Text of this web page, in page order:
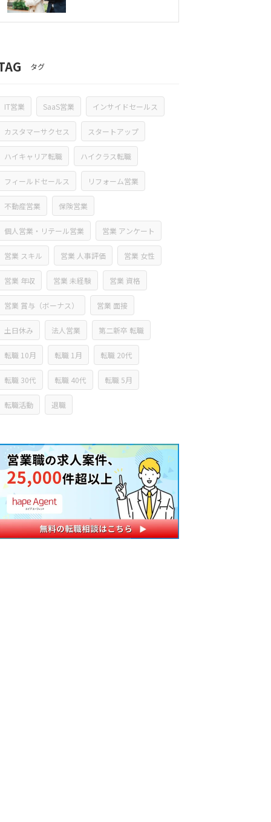
タグ
IT営業 SaaS営業 インサイドセールス
カスタマーサクセス スタートアップ
ハイキャリア転職 ハイクラス転職
フィールドセールス リフォーム営業
不動産営業 保険営業
個人営業・リテール営業 営業 アンケート
営業 スキル 営業 人事評価 営業 女性
営業 年収 営業 未経験 営業 資格
営業 賞与（ボーナス） 営業 面接
土日休み 法人営業 第二新卒 転職
転職 10月 転職 1月 転職 20代
転職 30代 転職 40代 転職 5月
転職活動 退職